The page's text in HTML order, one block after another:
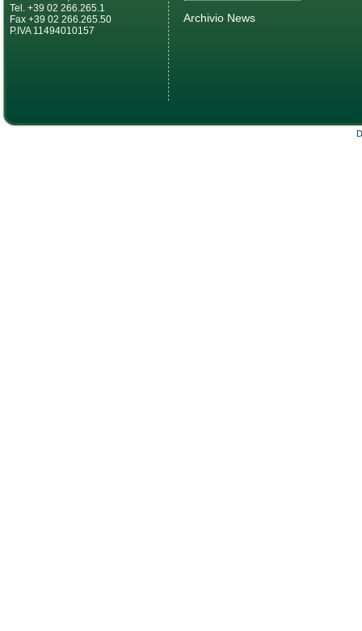
Tel. +39 02 266.265.1
Fax +39 02 266.265.50
P.IVA 11494010157
Archivio News